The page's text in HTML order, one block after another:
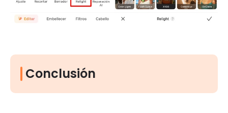
Conclusión